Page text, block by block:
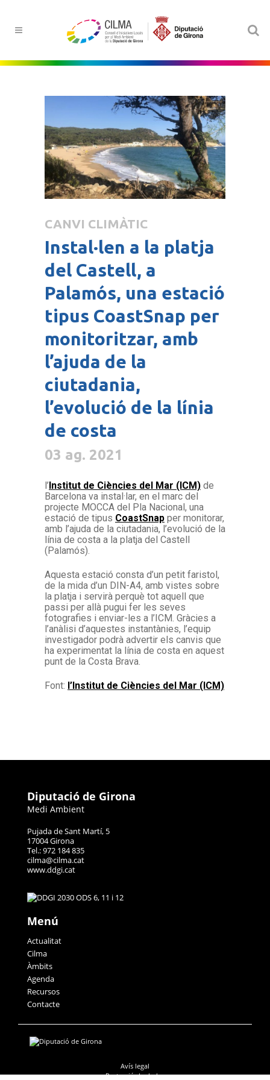
CANVI CLIMÀTIC
Instal·len a la platja
del Castell, a
Palamós, una estació
tipus CoastSnap per
monitoritzar, amb
l’ajuda de la
ciutadania,
l’evolució de la línia
de costa
03 ag. 2021
l’Institut de Ciències del Mar (ICM) de
Barcelona va instal·lar, en el marc del
projecte MOCCA del Pla Nacional, una
estació de tipus CoastSnap per monitorar,
amb l’ajuda de la ciutadania, l’evolució de la
línia de costa a la platja del Castell
(Palamós).
Aquesta estació consta d’un petit faristol,
de la mida d’un DIN-A4, amb vistes sobre
la platja i servirà perquè tot aquell que
passi per allà pugui fer les seves
fotografies i enviar-les a l’ICM. Gràcies a
l’anàlisi d’aquestes instantànies, l’equip
investigador podrà advertir els canvis que
ha experimentat la línia de costa en aquest
punt de la Costa Brava.
Font: l’Institut de Ciències del Mar (ICM)
Diputació de Girona
Medi Ambient
Pujada de Sant Martí, 5
17004 Girona
Tel.: 972 184 835
cilma@cilma.cat
www.ddgi.cat
Menú
Actualitat
Cilma
Àmbits
Agenda
Recursos
Contacte
Avís legal
Protecció de dades